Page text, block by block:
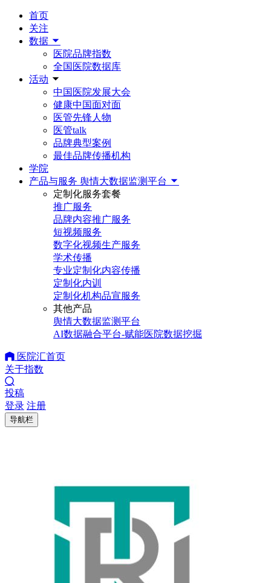
首页
关注
数据
医院品牌指数
全国医院数据库
活动
中国医院发展大会
健康中国面对面
医管先锋人物
医管talk
品牌典型案例
最佳品牌传播机构
学院
产品与服务 舆情大数据监测平台
定制化服务套餐
推广服务
品牌内容推广服务
短视频服务
数字化视频生产服务
学术传播
专业定制化内容传播
定制化内训
定制化机构品宣服务
其他产品
舆情大数据监测平台
AI数据融合平台-赋能医院数据挖掘
医院汇首页
关于指数
投稿
登录 注册
导航栏